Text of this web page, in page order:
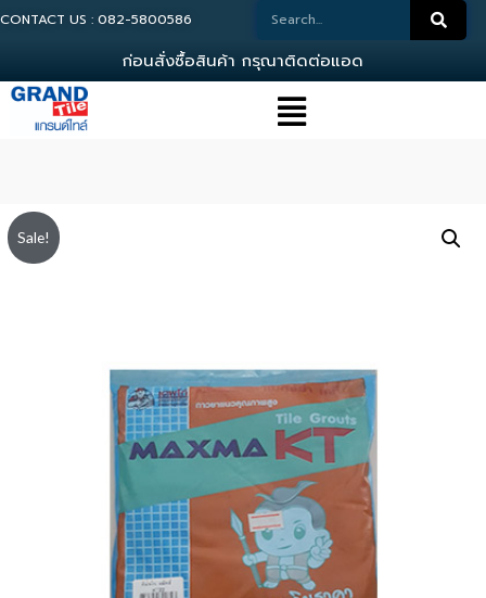
CONTACT US : 082-5800586
อนสงซอสนคา ก รณาตดตอแอดม
Sale!